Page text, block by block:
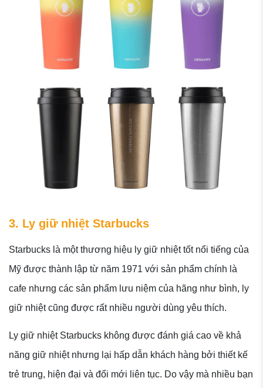
3. Ly giữ nhiệt Starbucks
Starbucks là một thương hiệu ly giữ nhiệt tốt nổi tiếng của
Mỹ được thành lập từ năm 1971 với sản phẩm chính là
cafe nhưng các sản phẩm lưu niệm của hãng như bình, ly
giữ nhiệt cũng được rất nhiều người dùng yêu thích.
Ly giữ nhiệt Starbucks không được đánh giá cao về khả
năng giữ nhiệt nhưng lại hấp dẫn khách hàng bởi thiết kế
trẻ trung, hiện đại và đổi mới liên tục. Do vậy mà nhiều bạn